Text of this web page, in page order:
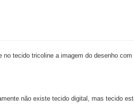
tecido tricoline a imagem do desenho
não existe tecido digital, mas tecido